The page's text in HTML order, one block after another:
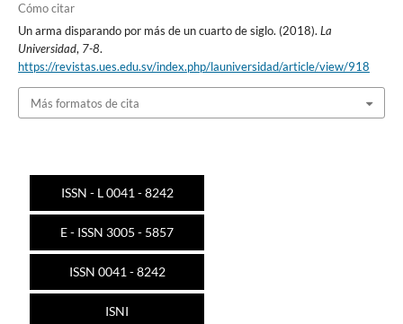
Cómo citar
Un arma disparando por más de un cuarto de siglo. (2018). La
Universidad, 7-8.
https://revistas.ues.edu.sv/index.php/launiversidad/article/view/918
Más formatos de cita
ISSN - L 0041 - 8242
E - ISSN 3005 - 5857
ISSN 0041 - 8242
ISNI